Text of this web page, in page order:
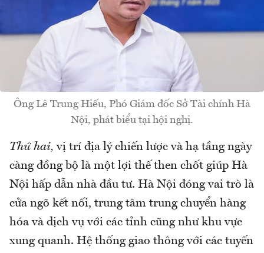
Ông Lê Trung Hiếu, Phó Giám đốc Sở Tài chính Hà
Nội, phát biểu tại hội nghị.
Thứ hai, vị trí địa lý chiến lược và hạ tầng ngày
càng đồng bộ là một lợi thế then chốt giúp Hà
Nội hấp dẫn nhà đầu tư. Hà Nội đóng vai trò là
cửa ngõ kết nối, trung tâm trung chuyển hàng
hóa và dịch vụ với các tỉnh cũng như khu vực
xung quanh. Hệ thống giao thông với các tuyến